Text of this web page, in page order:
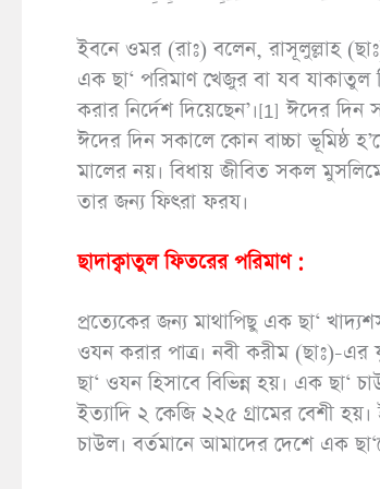
ইবনে ওমর (রাঃ) বলেন, রাসূলুল্লাহ
এক ছা‘ পরিমাণ খেজুর বা যব যাকাতুল
করার নির্দেশ দিয়েছেন’।[1] ঈদের
ঈদের দিন সকালে কোন বাচ্চা ভূমিষ্ঠ
মালের নয়। বিধায় জীবিত সকল
তার জন্য ফিৎরা ফরয।
ছাদাক্বাতুল ফিতরের পরিমাণ :
প্রত্যেকের জন্য মাথাপিছু এক ছা‘
ওযন করার পাত্র। নবী করীম (ছাঃ)-এর
ছা‘ ওযন হিসাবে বিভিন্ন হয়। এক
ইত্যাদি ২ কেজি ২২৫ গ্রামের বেশী
চাউল। বর্তমানে আমাদের দেশে এক